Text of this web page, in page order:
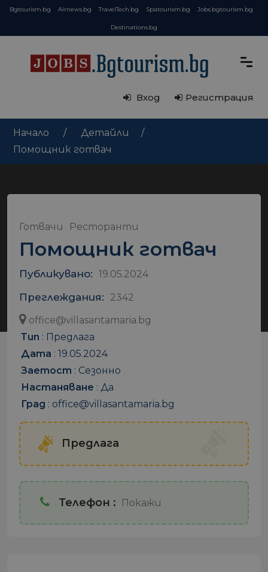
Bgtourism.bg Airnews.bg TravelTech.bg Spatourism.bg Jobs.bgtourism.bg
Destinations.bg
Вход Регистрация
Начало
Детайли
Помощник готвач
Готвачи Ресторанти
Помощник готвач
Публикувано: 19.05.2024
Преглеждания:
2342
office@villasantamaria.bg
Тип : Предлага
Дата : 19.05.2024
Заетост : Сезонно
Настаняване : Да
Град : office@villasantamaria.bg
Предлага
Телефон : Покажи